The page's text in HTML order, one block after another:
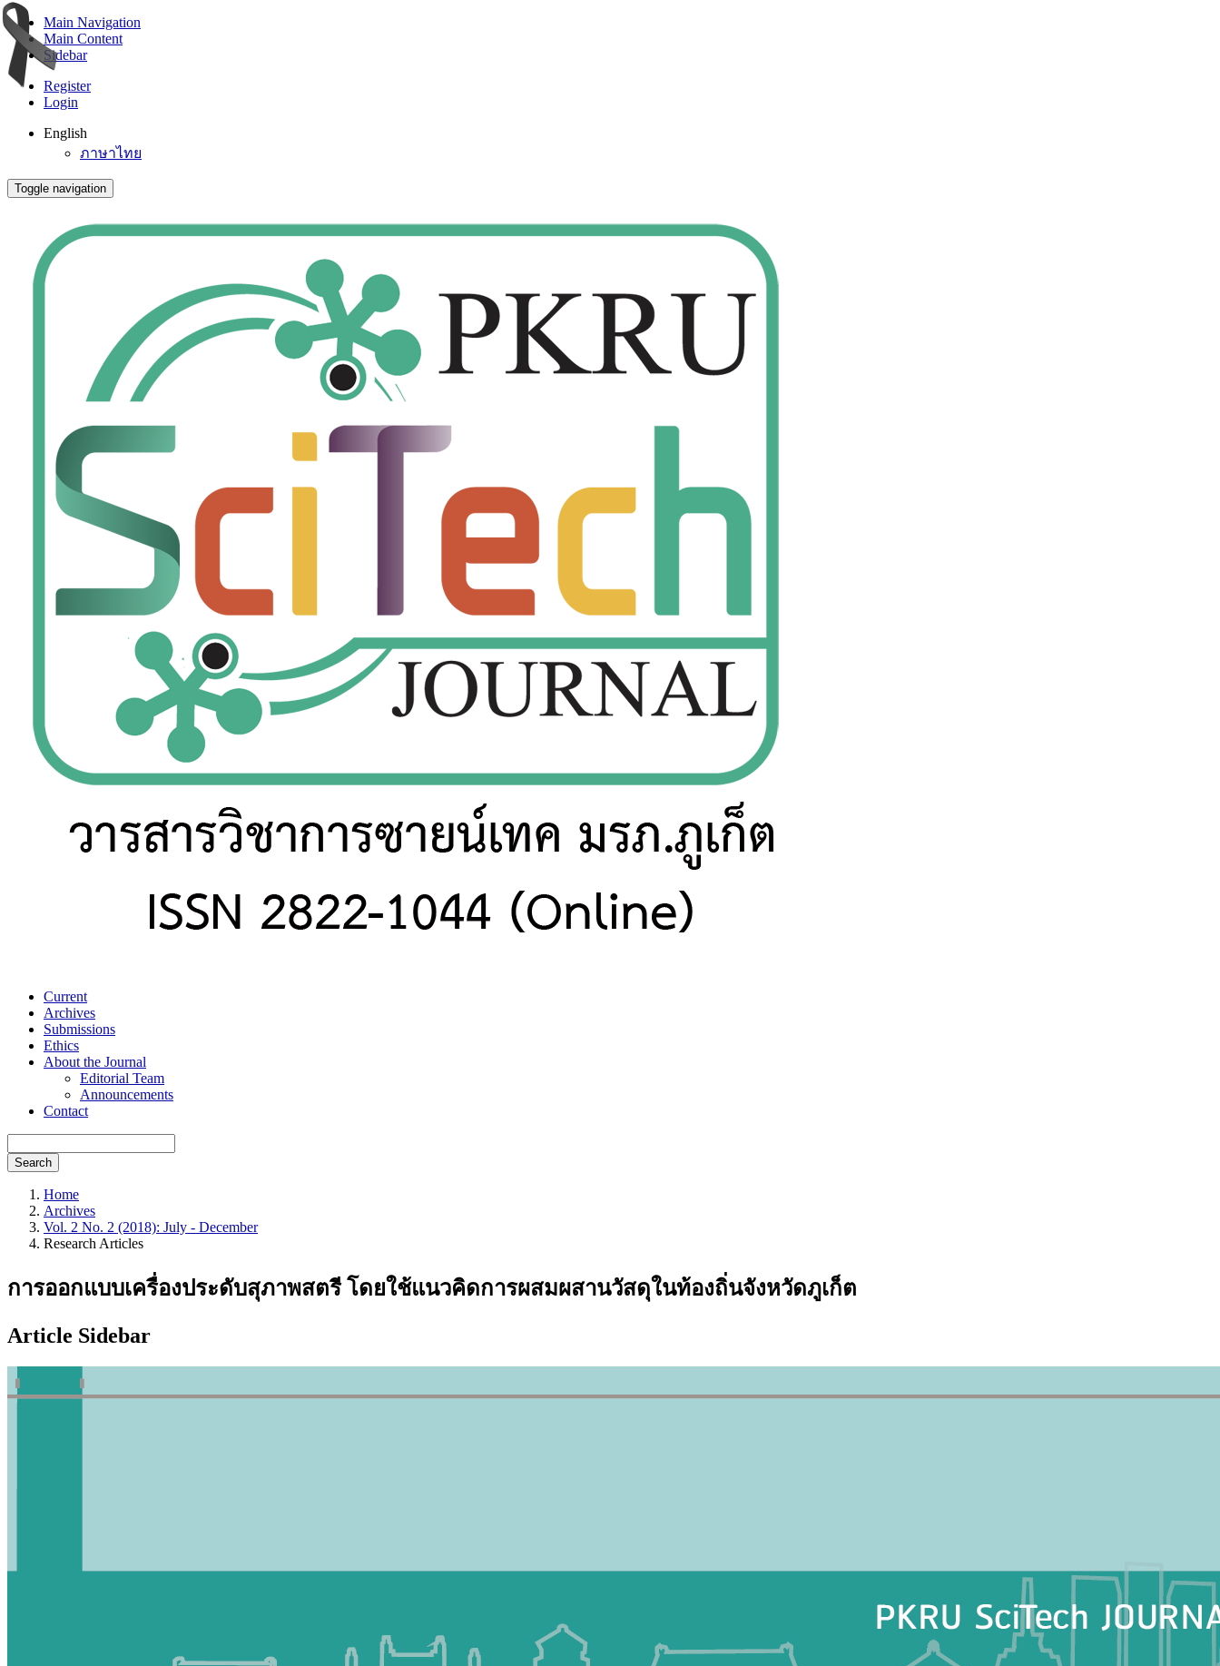
Main Navigation
Main Content
Sidebar
Register
Login
English
ภาษาไทย
Toggle navigation
Current
Archives
Submissions
Ethics
About the Journal
Editorial Team
Announcements
Contact
Search
Home
Archives
Vol. 2 No. 2 (2018): July - December
Research Articles
การออกแบบเครื่องประดับสุภาพสตรี โดยใช้แนวคิดการผสมผสานวัสดุในท้องถิ่นจังหวัดภูเก็ต
Article Sidebar